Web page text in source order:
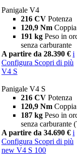
Panigale V4
216 CV Potenza
120,9 Nm Coppia
191 kg Peso in
senza carburante
A partire da 28.390 € i
Configura Scopri di più
V4 S
Panigale V4 S
216 CV Potenza
120,9 Nm Coppia
187 kg Peso in
senza carburante
A partire da 34.690 € i
Configura Scopri di più
new V4 S 100